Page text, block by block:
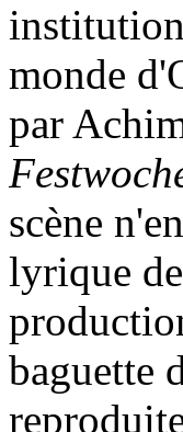
monde
par
scène
lyrique
baguette